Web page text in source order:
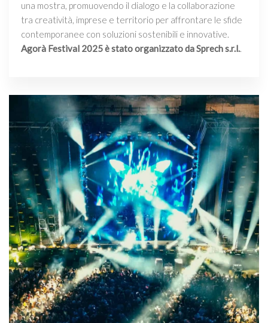
una mostra, promuovendo il dialogo e la collaborazione
tra creatività, imprese e territorio per affrontare le sfide
contemporanee con soluzioni sostenibili e innovative.
Agorà Festival 2025 è stato organizzato da Sprech s.r.l..